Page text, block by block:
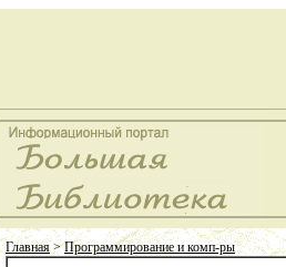
Главная>Программирование и комп-ры